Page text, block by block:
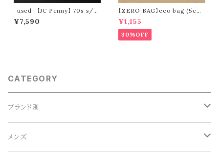
-used- 【JC Penny】 70s s/s
check shirt
¥7,590
【ZERO BAG】eco bag (5col
ors)
¥1,155
30%OFF
CATEGORY
ブランド別
ACE SNKR(エーススニーカー)
メンズ